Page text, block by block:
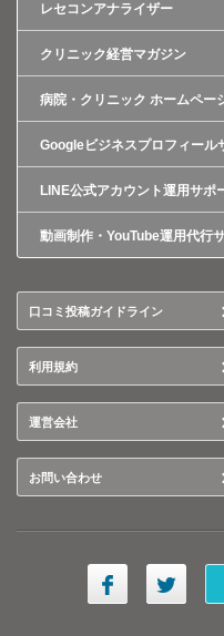
レセコンアナライザー
クリニック経営マガジン
病院・クリニック ホームペー
Googleビジネスプロフィール
LINE公式アカウント運用サポ
動画制作・YouTube運用代行
口コミ投稿ガイドライン
利用規約
運営会社
お問い合わせ